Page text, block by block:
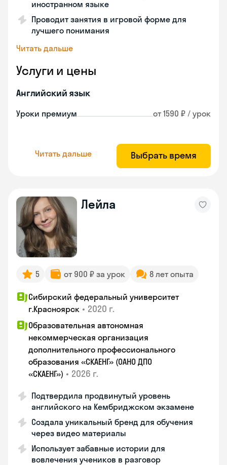
иностранном языке
Проводит занятия в игровой форме для
лучшего понимания
Читать дальше
Услуги и цены
Английский язык
Уроки премиум от 1590 ₽ / урок
Читать дальше Выбрать время
Лейла
5 от 900 ₽ за урок 8 лет опыта
Сибирский федеральный университет
г.Красноярск • 2020 г.
Образовательная автономная
некоммерческая организация
дополнительного профессионального
образования «СКАЕНГ» (ОАНО ДПО
«СКАЕНГ») • 2026 г.
Подтвердила продвинутый уровень
английского на Кембриджском экзамене
Создала уникальный бренд для обучения
через видео материалы
Использует забавные истории для
вовлечения учеников в разговор